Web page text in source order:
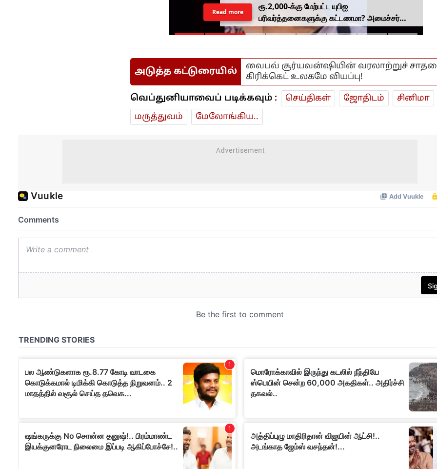
ரூ.2,000-க்கு மேற்பட்ட யுபிஐ
பரிவர்த்தனைகளுக்கு கட்டணமா? அமைச்சர்
நிர்மலா சீதாராமன் ஆலோசனை..
Read more
அடுத்த கட்டுரையில்
வைபவ் சூர்யவன்ஷியின் வரலாற்றுச்
கிரிக்கெட் உலகமே வியப்பு!
வெப்துனியாவைப் படிக்கவும் : செய்திகள் ஜோ‌திட‌ம்
சினிமா
மரு‌த்துவ‌ம்
மேலோங்கிய..